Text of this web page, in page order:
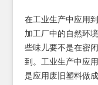
在工业生产中应用
加工厂中的自然环
些味儿要不是在密
到。工业生产中应
是应用废旧塑料做